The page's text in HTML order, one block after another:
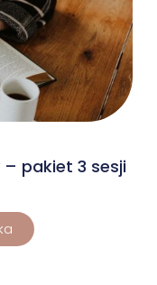
pakiet 3 sesji